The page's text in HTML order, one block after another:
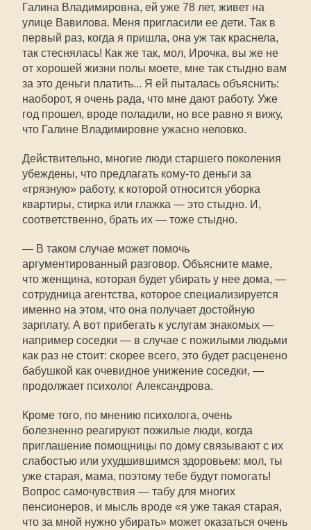
Галина Владимировна, ей уже 78 лет, живет на
улице Вавилова. Меня пригласили ее дети. Так в
первый раз, когда я пришла, она уж так краснела,
так стеснялась! Как же так, мол, Ирочка, вы же не
от хорошей жизни полы моете, мне так стыдно вам
за это деньги платить... Я ей пыталась объяснить:
наоборот, я очень рада, что мне дают работу. Уже
год прошел, вроде поладили, но все равно я вижу,
что Галине Владимировне ужасно неловко.
Действительно, многие люди старшего поколения
убеждены, что предлагать кому-то деньги за
«грязную» работу, к которой относится уборка
квартиры, стирка или глажка — это стыдно. И,
соответственно, брать их — тоже стыдно.
— В таком случае может помочь
аргументированный разговор. Объясните маме,
что женщина, которая будет убирать у нее дома, —
сотрудница агентства, которое специализируется
именно на этом, что она получает достойную
зарплату. А вот прибегать к услугам знакомых —
например соседки — в случае с пожилыми людьми
как раз не стоит: скорее всего, это будет расценено
бабушкой как очевидное унижение соседки, —
продолжает психолог Александрова.
Кроме того, по мнению психолога, очень
болезненно реагируют пожилые люди, когда
приглашение помощницы по дому связывают с их
слабостью или ухудшившимся здоровьем: мол, ты
уже старая, мама, поэтому тебе будут помогать!
Вопрос самочувствия — табу для многих
пенсионеров, и мысль вроде «я уже такая старая,
что за мной нужно убирать» может оказаться очень